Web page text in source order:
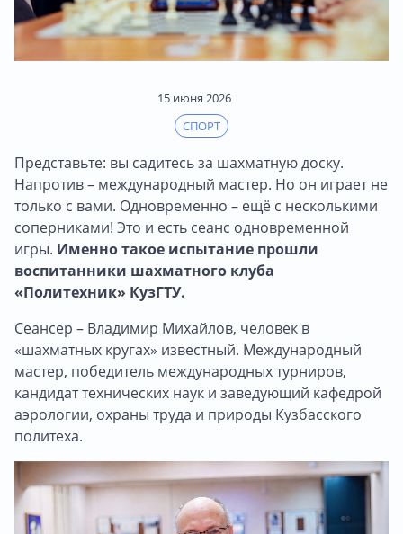
15 июня 2026
СПОРТ
Представьте: вы садитесь за шахматную доску.
Напротив – международный мастер. Но он играет не
только с вами. Одновременно – ещё с несколькими
соперниками! Это и есть сеанс одновременной
игры. Именно такое испытание прошли
воспитанники шахматного клуба
«Политехник» КузГТУ.
Сеансер – Владимир Михайлов, человек в
«шахматных кругах» известный. Международный
мастер, победитель международных турниров,
кандидат технических наук и заведующий кафедрой
аэрологии, охраны труда и природы Кузбасского
политеха.